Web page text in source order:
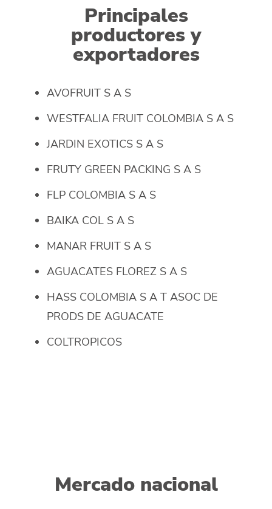
Principales
productores y
exportadores
AVOFRUIT S A S
WESTFALIA FRUIT COLOMBIA S A S
JARDIN EXOTICS S A S
FRUTY GREEN PACKING S A S
FLP COLOMBIA S A S
BAIKA COL S A S
MANAR FRUIT S A S
AGUACATES FLOREZ S A S
HASS COLOMBIA S A T ASOC DE
PRODS DE AGUACATE
COLTROPICOS
Mercado nacional